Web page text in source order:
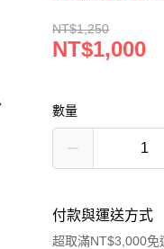
NT$1,250
NT$1,000
數量
付款與運送方式
超取滿NT$3,000免